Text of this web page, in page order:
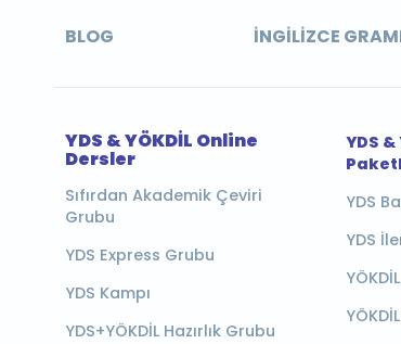
BLOG İNGILIZCE
YDS & YÖKDİL Online
Dersler
Sıfırdan Akademik Çeviri
Grubu
YDS Express Grubu
YDS Kampı
YDS+YÖKDİL Hazırlık Grubu
YDS
YDS
YDS